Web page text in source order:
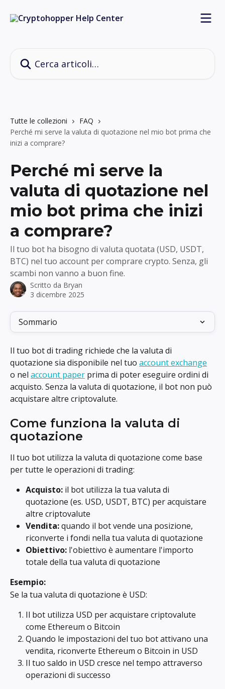
Tutte le collezioni
FAQ
Perché mi serve la valuta di quotazione nel mio bot prima che
inizi a comprare?
Perché mi serve la
valuta di quotazione nel
mio bot prima che inizi
a comprare?
Il tuo bot ha bisogno di valuta quotata (USD, USDT,
BTC) nel tuo account per comprare crypto. Senza, gli
scambi non vanno a buon fine.
Scritto da Bryan
3 dicembre 2025
Sommario
Il tuo bot di trading richiede che la valuta di
quotazione sia disponibile nel tuo account exchange
o nel account paper prima di poter eseguire ordini di
acquisto. Senza la valuta di quotazione, il bot non può
acquistare altre criptovalute.
Come funziona la valuta di
quotazione
Il tuo bot utilizza la valuta di quotazione come base
per tutte le operazioni di trading:
Acquisto: il bot utilizza la tua valuta di
quotazione (es. USD, USDT, BTC) per acquistare
altre criptovalute
Vendita: quando il bot vende una posizione,
riconverte i fondi nella tua valuta di quotazione
Obiettivo: l'obiettivo è aumentare l'importo
totale della tua valuta di quotazione
Esempio:
Se la tua valuta di quotazione è USD:
Il bot utilizza USD per acquistare criptovalute
come Ethereum o Bitcoin
Quando le impostazioni del tuo bot attivano una
vendita, riconverte Ethereum o Bitcoin in USD
Il tuo saldo in USD cresce nel tempo attraverso
operazioni di successo